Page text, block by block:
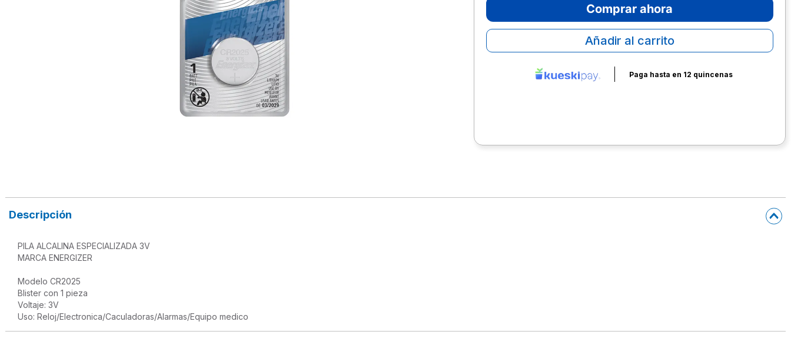
Comprar ahora
Añadir al carrito
Paga hasta en 12 quincenas
Descripción
PILA ALCALINA ESPECIALIZADA 3V
MARCA ENERGIZER
Modelo CR2025
Blister con 1 pieza
Voltaje: 3V
10.